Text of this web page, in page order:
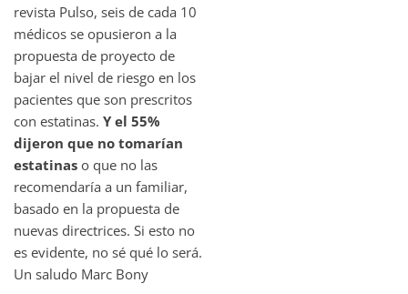
revista Pulso, seis de cada 10
médicos se opusieron a la
propuesta de proyecto de
bajar el nivel de riesgo en los
pacientes que son prescritos
con estatinas. Y el 55%
dijeron que no tomarían
estatinas o que no las
recomendaría a un familiar,
basado en la propuesta de
nuevas directrices. Si esto no
es evidente, no sé qué lo será.
Un saludo Marc Bony